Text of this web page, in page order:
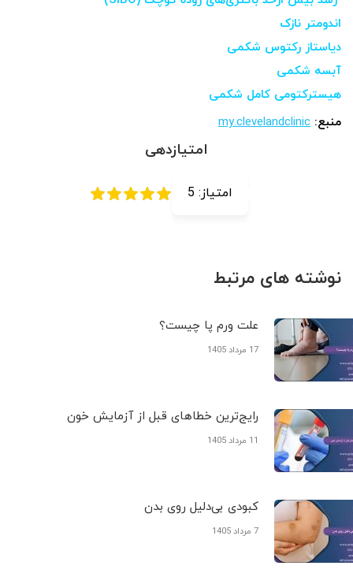
اندومتر نازک
دیاستاز رکتوس شکمی
آبسه شکمی
هیسترکتومی کامل شکمی
منبع: my.clevelandclinic
امتیازدهی
امتیاز: 5
نوشته های مرتبط
علت ورم پا چیست؟
17 مرداد 1405
رایج‌ترین خطاهای قبل از آزمایش خون
11 مرداد 1405
کبودی‌ بی‌دلیل روی بدن
7 مرداد 1405